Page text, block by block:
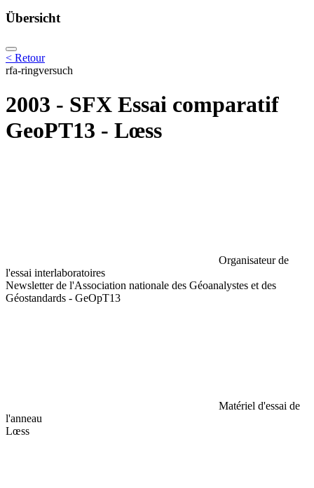
Übersicht
< Retour
rfa-ringversuch
2003 - SFX Essai comparatif
GeoPT13 - Lœss
Organisateur de
l'essai interlaboratoires
Newsletter de l'Association nationale des Géoanalystes et des
Géostandards - GeOpT13
Matériel d'essai de
l'anneau
Lœss